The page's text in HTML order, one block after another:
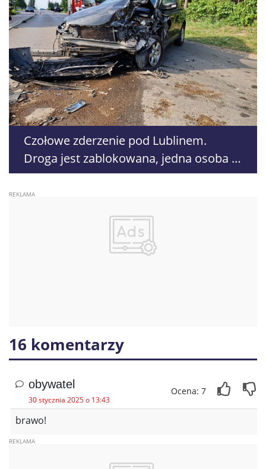
Czołowe zderzenie pod Lublinem.
Droga jest zablokowana, jedna osoba w
szpitalu
16 komentarzy
obywatel
30 stycznia 2025 o 13:43
Ocena: 7
brawo!